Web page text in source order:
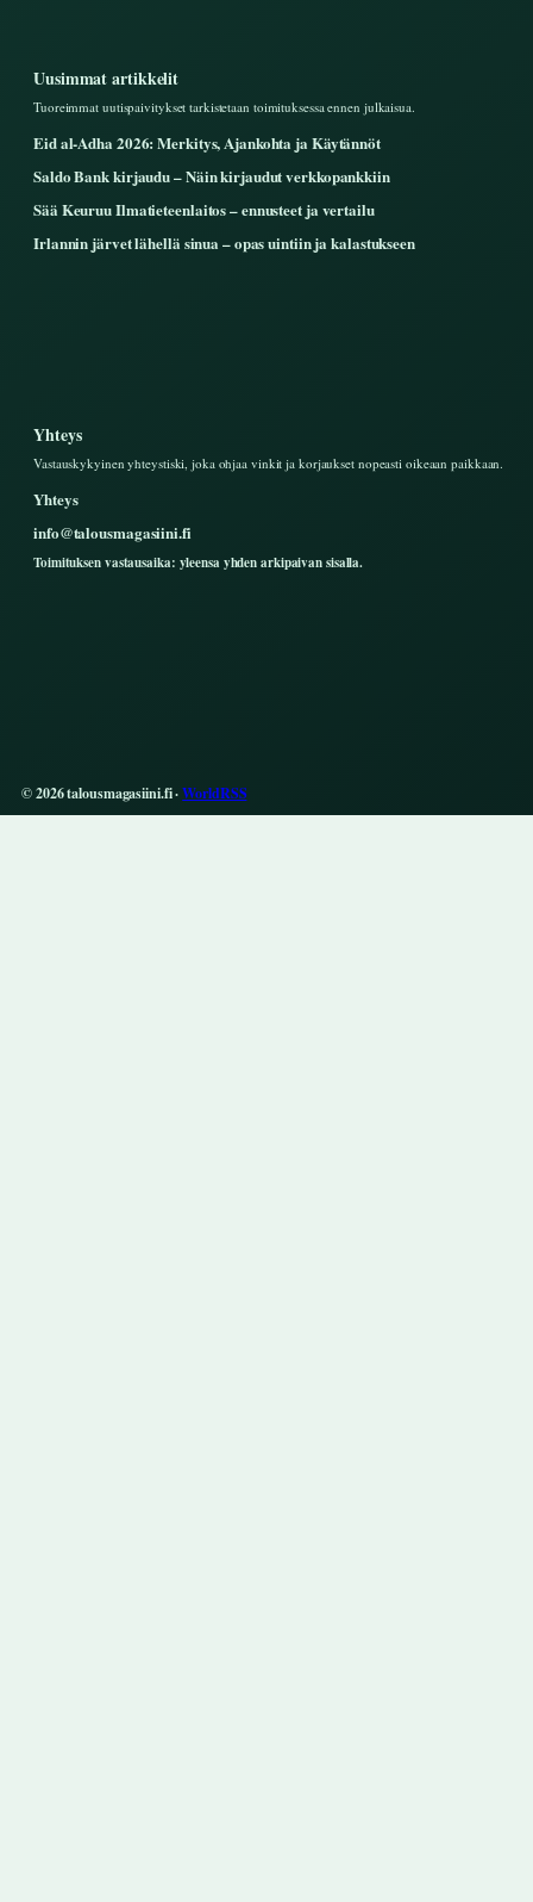
Uusimmat artikkelit
Tuoreimmat uutispaivitykset tarkistetaan toimituksessa ennen julkaisua.
Eid al-Adha 2026: Merkitys, Ajankohta ja Käytännöt
Saldo Bank kirjaudu – Näin kirjaudut verkkopankkiin
Sää Keuruu Ilmatieteenlaitos – ennusteet ja vertailu
Irlannin järvet lähellä sinua – opas uintiin ja kalastukseen
Yhteys
Vastauskykyinen yhteystiski, joka ohjaa vinkit ja korjaukset nopeasti oikeaan paikkaan.
Yhteys
info@talousmagasiini.fi
Toimituksen vastausaika: yleensa yhden arkipaivan sisalla.
© 2026 talousmagasiini.fi ·WorldRSS